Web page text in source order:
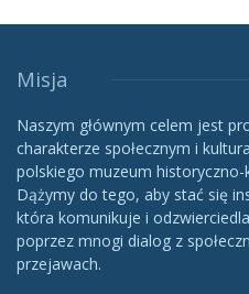
Misja
Naszym głównym celem jest
charakterze społecznym i
polskiego muzeum
Dążymy do tego, aby stać się
która komunikuje i
poprzez mnogi dialog z
przejawach.